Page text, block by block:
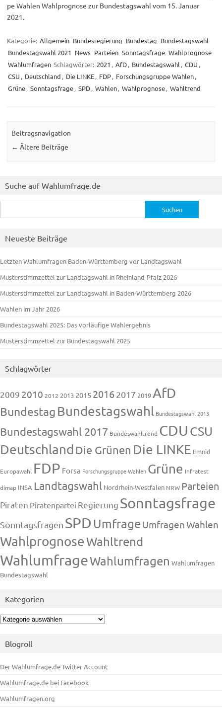
pe Wahlen Wahlprognose zur Bundestagswahl vom 15. Januar
2021.
Kategorie: Allgemein Bundesregierung Bundestag Bundestagswahl
Bundestagswahl 2021 News Parteien Sonntagsfrage Wahlprognose
Wahlumfragen Schlagwörter: 2021 , AfD, Bundestagswahl , CDU ,
CSU , Deutschland , Die LINKE, FDP, Forschungsgruppe Wahlen,
Grüne, Sonntagsfrage, SPD, Wahlen, Wahlprognose, Wahltrend
Beitragsnavigation
← Ältere Beiträge
Suche auf Wahlumfrage.de
nach:
Neueste Beiträge
Letzten Wahlumfragen Baden-Württemberg vor Landtagswahl
Musterstimmzettel zur Landtagswahl in Rheinland-Pfalz 2026
Musterstimmzettel zur Landtagswahl in Baden-Württemberg 2026
Wahlen im Jahr 2026
Bundestagswahl 2025: Das vorläufige Wahlergebnis
Musterstimmzettel zur Bundestagswahl 2025
Schlagwörter
2009 2010 2012 2013 2015 20162017 2019AfD
Bundestag Bundestagswahl Bundestagswahl 2013
Bundestagswahl 2017 Bundeswahltrend CDUCSU
Deutschland Die Grünen Die LINKE Emnid
Europawahl FDP Forsa Forschungsgruppe Wahlen Grüne Infratest
dimap INSA Landtagswahl Nordrhein-Westfalen NRW Parteien
Piraten Piratenpartei Regierung Sonntagsfrage
Sonntagsfragen SPD Umfrage UmfragenWahlen
WahlprognoseWahltrend
WahlumfrageWahlumfragen Wahlumfragen
Bundestagswahl
Kategorien
Kategorien
Blogroll
Der Wahlumfrage.de Twitter Account
Wahlumfrage.de bei Facebook
Wahlumfragen.org